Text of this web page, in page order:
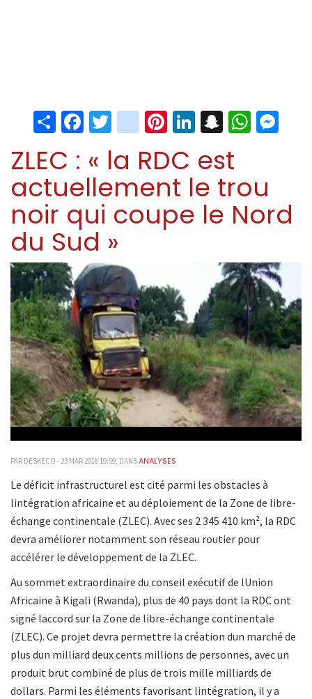
ShareFacebook
Twitter
instagram
Pinterest
LinkedIn
Snapchat
ZLEC : « la RDC est
actuellement le trou
noir qui coupe le Nord
du Sud »
PAR DESKECO - 23 MAR 2018 19:59, DANSANALYSES
Le déficit infrastructurel est cité parmi les obstacles à
lintégration africaine et au déploiement de la Zone de libre-
échange continentale (ZLEC). Avec ses 2 345 410 km², la RDC
devra améliorer notamment son réseau routier pour
accélérer le développement de la ZLEC.
Au sommet extraordinaire du conseil exécutif de lUnion
Africaine à Kigali (Rwanda), plus de 40 pays dont la RDC ont
signé laccord sur la Zone de libre-échange continentale
(ZLEC). Ce projet devra permettre la création dun marché de
plus dun milliard deux cents millions de personnes, avec un
produit brut combiné de plus de trois mille milliards de
dollars. Parmi les éléments favorisant lintégration, il y a